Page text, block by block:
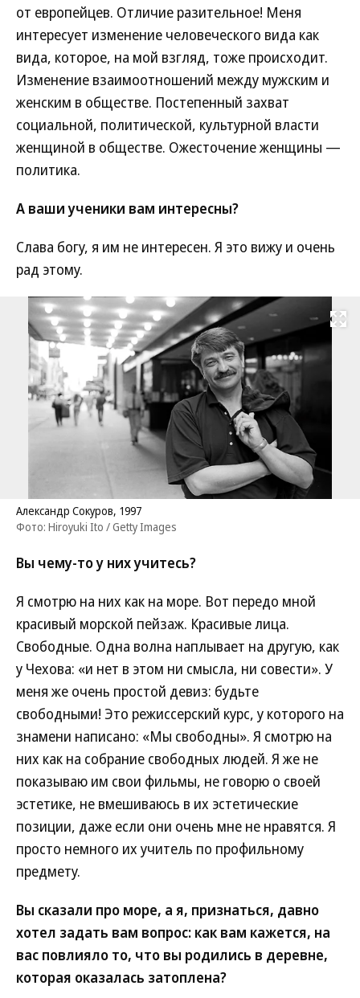
от европейцев. Отличие разительное! Меня
интересует изменение человеческого вида как
вида, которое, на мой взгляд, тоже происходит.
Изменение взаимоотношений между мужским и
женским в обществе. Постепенный захват
социальной, политической, культурной власти
женщиной в обществе. Ожесточение женщины —
политика.
А ваши ученики вам интересны?
Слава богу, я им не интересен. Я это вижу и очень
рад этому.
Развернуть
Александр Сокуров, 1997
Фото: Hiroyuki Ito / Getty Images
Вы чему-то у них учитесь?
Я смотрю на них как на море. Вот передо мной
красивый морской пейзаж. Красивые лица.
Свободные. Одна волна наплывает на другую, как
у Чехова: «и нет в этом ни смысла, ни совести». У
меня же очень простой девиз: будьте
свободными! Это режиссерский курс, у которого на
знамени написано: «Мы свободны». Я смотрю на
них как на собрание свободных людей. Я же не
показываю им свои фильмы, не говорю о своей
эстетике, не вмешиваюсь в их эстетические
позиции, даже если они очень мне не нравятся. Я
просто немного их учитель по профильному
предмету.
Вы сказали про море, а я, признаться, давно
хотел задать вам вопрос: как вам кажется, на
вас повлияло то, что вы родились в деревне,
которая оказалась затоплена?